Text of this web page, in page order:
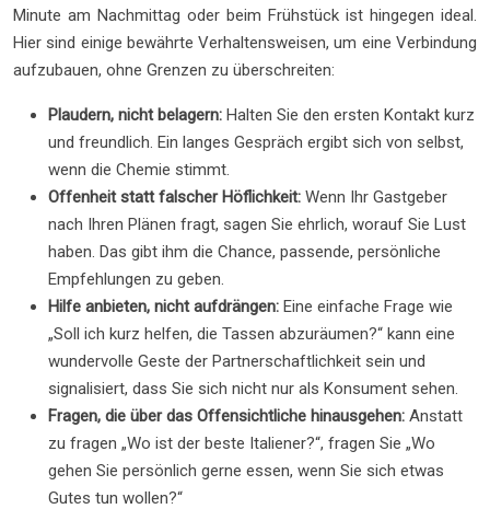
Minute am Nachmittag oder beim Frühstück ist hingegen ideal.
Hier sind einige bewährte Verhaltensweisen, um eine Verbindung
aufzubauen, ohne Grenzen zu überschreiten:
Plaudern, nicht belagern: Halten Sie den ersten Kontakt kurz
und freundlich. Ein langes Gespräch ergibt sich von selbst,
wenn die Chemie stimmt.
Offenheit statt falscher Höflichkeit: Wenn Ihr Gastgeber
nach Ihren Plänen fragt, sagen Sie ehrlich, worauf Sie Lust
haben. Das gibt ihm die Chance, passende, persönliche
Empfehlungen zu geben.
Hilfe anbieten, nicht aufdrängen: Eine einfache Frage wie
„Soll ich kurz helfen, die Tassen abzuräumen?“ kann eine
wundervolle Geste der Partnerschaftlichkeit sein und
signalisiert, dass Sie sich nicht nur als Konsument sehen.
Fragen, die über das Offensichtliche hinausgehen: Anstatt
zu fragen „Wo ist der beste Italiener?“, fragen Sie „Wo
gehen Sie persönlich gerne essen, wenn Sie sich etwas
Gutes tun wollen?“